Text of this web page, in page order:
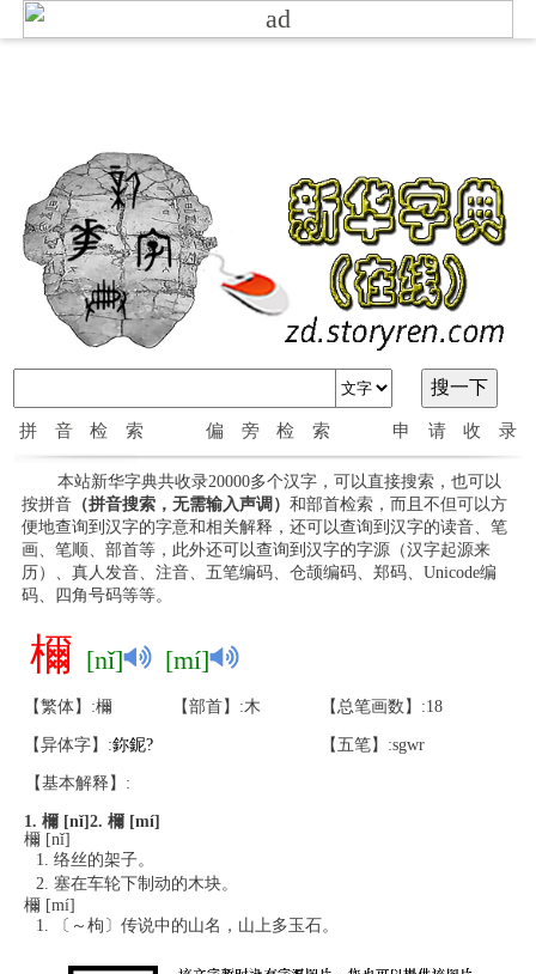
拼音检索 偏旁检索 申请收录
本站新华字典共收录20000多个汉字，可以直接搜索，也可以
按拼音（拼音搜索，无需输入声调） 和部首检索，而且不但可以方
便地查询到汉字的字意和相关解释，还可以查询到汉字的读音、笔
画、笔顺、部首等，此外还可以查询到汉字的字源（汉字起源来
历）、真人发音、注音、五笔编码、仓颉编码、郑码、Unicode编
码、四角号码等等。
檷 [nǐ] [mí]
【繁体】:檷 【部首】:木 【总笔画数】:18
【异体字】:鉨鈮? 【五笔】:sgwr
【基本解释】:
1. 檷 [nǐ] 2. 檷 [mí]
檷 [nǐ]
络丝的架子。
塞在车轮下制动的木块。
檷 [mí]
〔～枸〕传说中的山名，山上多玉石。